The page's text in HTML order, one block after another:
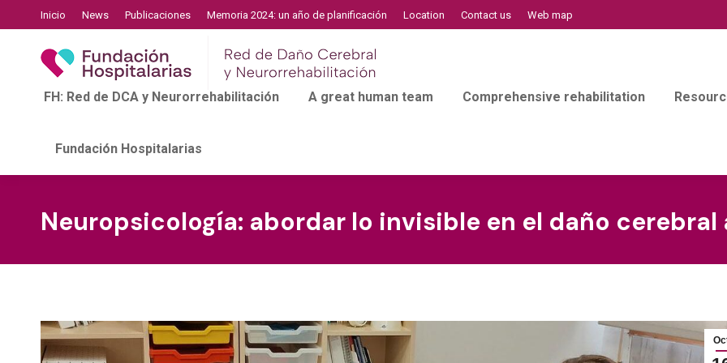
Inicio News Publicaciones Memoria 2024: un año de planificación Location Contact us Web map
FH: Red de DCA y Neurorrehabilitación A great human team Comprehensive rehabilitation
Fundación Hospitalarias
Neuropsicología: abordar lo invisible en el daño